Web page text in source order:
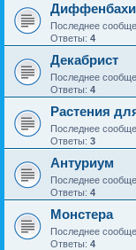
Последнее
Ответы: 4
Декабрист
Последнее
Ответы: 4
Растения
Последнее
Ответы: 3
Антуриум
Последнее
Ответы: 4
Монстера
Последнее
Ответы: 4